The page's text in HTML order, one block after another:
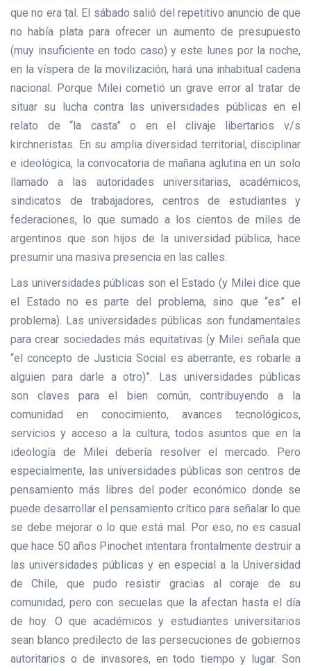
que no era tal. El sábado salió del repetitivo anuncio de que
no había plata para ofrecer un aumento de presupuesto
(muy insuficiente en todo caso) y este lunes por la noche,
en la víspera de la movilización, hará una inhabitual cadena
nacional. Porque Milei cometió un grave error al tratar de
situar su lucha contra las universidades públicas en el
relato de “la casta” o en el clivaje libertarios v/s
kirchneristas. En su amplia diversidad territorial, disciplinar
e ideológica, la convocatoria de mañana aglutina en un solo
llamado a las autoridades universitarias, académicos,
sindicatos de trabajadores, centros de estudiantes y
federaciones, lo que sumado a los cientos de miles de
argentinos que son hijos de la universidad pública, hace
presumir una masiva presencia en las calles.
Las universidades públicas son el Estado (y Milei dice que
el Estado no es parte del problema, sino que “es” el
problema). Las universidades públicas son fundamentales
para crear sociedades más equitativas (y Milei señala que
“el concepto de Justicia Social es aberrante, es robarle a
alguien para darle a otro)”. Las universidades públicas
son claves para el bien común, contribuyendo a la
comunidad en conocimiento, avances tecnológicos,
servicios y acceso a la cultura, todos asuntos que en la
ideología de Milei debería resolver el mercado. Pero
especialmente, las universidades públicas son centros de
pensamiento más libres del poder económico donde se
puede desarrollar el pensamiento crítico para señalar lo que
se debe mejorar o lo que está mal. Por eso, no es casual
que hace 50 años Pinochet intentara frontalmente destruir a
las universidades públicas y en especial a la Universidad
de Chile, que pudo resistir gracias al coraje de su
comunidad, pero con secuelas que la afectan hasta el día
de hoy. O que académicos y estudiantes universitarios
sean blanco predilecto de las persecuciones de gobiernos
autoritarios o de invasores, en todo tiempo y lugar. Son